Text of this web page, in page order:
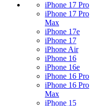
iPhone 17 Pro
iPhone 17 Pro
Max
iPhone 17e
iPhone 17
iPhone Air
iPhone 16
iPhone 16e
iPhone 16 Pro
iPhone 16 Pro
Max
iPhone 15